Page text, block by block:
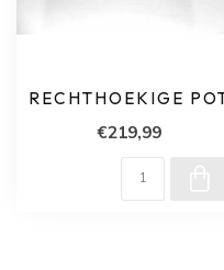
RECHTHOEKIGE
€219,99